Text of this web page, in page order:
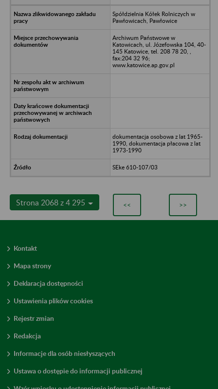
Spółdzielnia Kółek Rolniczych w
Pawłowicach, Pawłowice
Archiwum Państwowe w
Katowicach, ul. Józefowska 104, 40-
145 Katowice, tel. 208 78 20, ,
fax:204 32 96;
www.katowice.ap.gov.pl
dokumentacja osobowa z lat 1965-
1990, dokumentacja płacowa z lat
1973-1990
SEke 610-107/03
Strona 2068 z 4 295 << >>
Kontakt
Mapa strony
Deklaracja dostępności
Ustawienia plików cookies
Rejestr zmian
Redakcja
Informacje dla osób niesłyszących
Ustawa o dostępie do informacji publicznej